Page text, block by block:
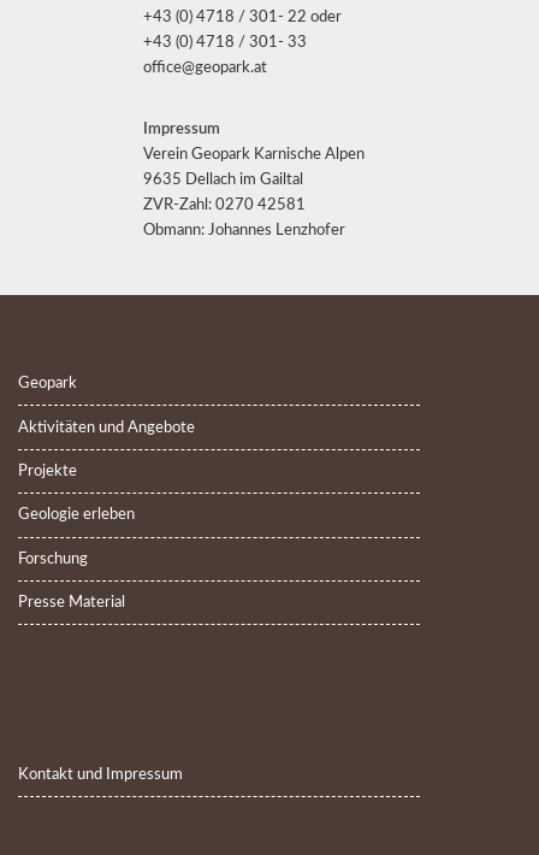
+43 (0) 4718 / 301- 22 oder
+43 (0) 4718 / 301- 33
office@geopark.at
Impressum
Verein Geopark Karnische Alpen
9635 Dellach im Gailtal
ZVR-Zahl: 0270 42581
Obmann: Johannes Lenzhofer
Geopark
Aktivitäten und Angebote
Projekte
Geologie erleben
Forschung
Presse Material
Kontakt und Impressum